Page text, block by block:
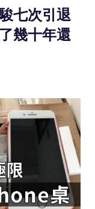
七次引退
幾十年還